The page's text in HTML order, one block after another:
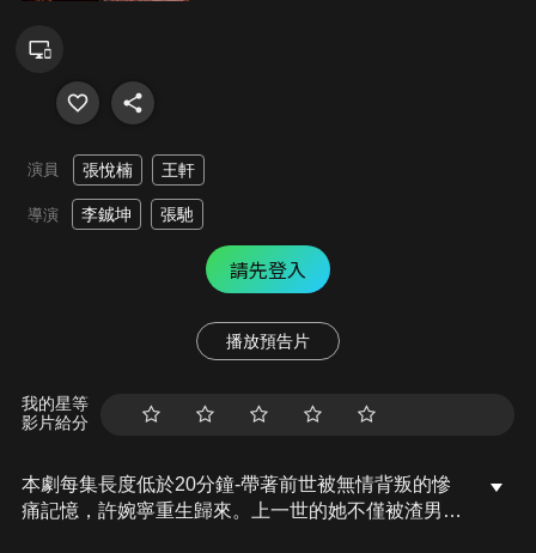
演員 張悅楠 王軒
導演 李鋮坤 張馳
請先登入
播放預告片
我的星等
影片給分
本劇每集長度低於20分鐘-帶著前世被無情背叛的慘
痛記憶，許婉寧重生歸來。上一世的她不僅被渣男丈